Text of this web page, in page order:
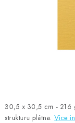
30,5 x 30,5 cm - 216
strukturu plátna. Více